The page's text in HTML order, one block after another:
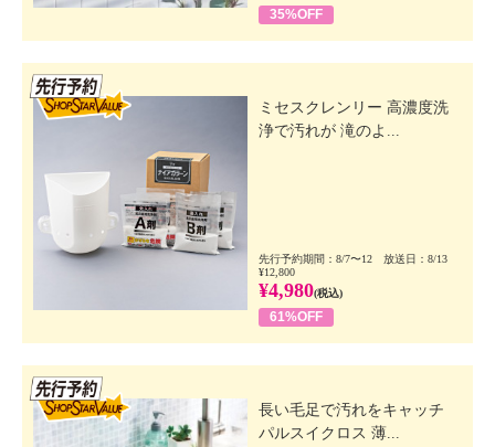
35%OFF
ミセスクレンリー 高濃度洗
浄で汚れが 滝のよ...
先行予約期間：8/7〜12 放送日：8/13
¥12,800
¥4,980(税込)
61%OFF
長い毛足で汚れをキャッチ
パルスイクロス 薄...